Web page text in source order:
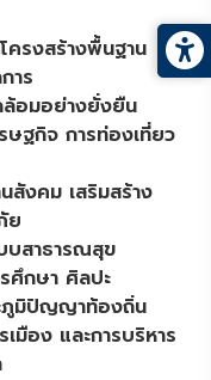
รงสร้างพื้นฐาน
าร
ล้อมอย่างยั่งยืน
ฐกิจ การท่องเที่ยว
งคม เสริมสร้าง
ย
สาธารณสุข
ศึกษา ศิลปะ
ภูมิปัญญาท้องถิ่น
อง และการบริหาร